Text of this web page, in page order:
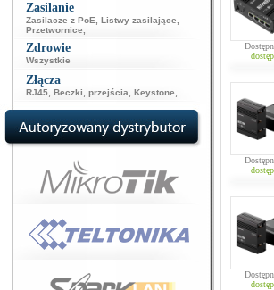
Zasilanie
Zasilacze z PoE Listwy zasilające
Przetwornice
Zdrowie
Wszystkie
Złącza
RJ45 Beczki, przejścia Keystone